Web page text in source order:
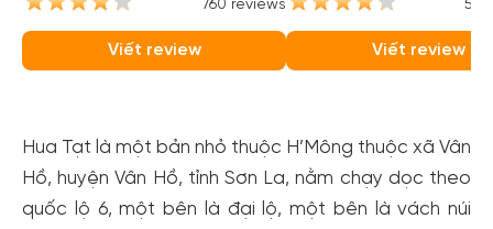
760 reviews
Viết review Viết review
Hua Tạt là một bản nhỏ thuộc H’Mông thuộc xã Vân
Hồ, huyện Vân Hồ, tỉnh Sơn La, nằm chạy dọc theo
quốc lộ 6, một bên là đại lộ, một bên là vách núi